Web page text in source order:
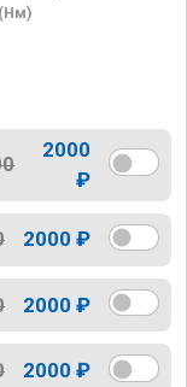
2000
₽
2000 ₽
2000 ₽
2000 ₽